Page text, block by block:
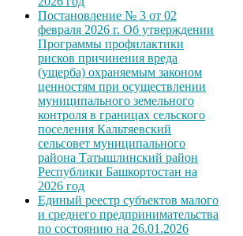
Постановление № 3 от 02
февраля 2026 г. Об утверждении
Программы профилактики
рисков причинения вреда
(ущерба) охраняемым законом
ценностям при осуществлении
муниципального земельного
контроля в границах сельского
поселения Кальтяевский
сельсовет муниципального
района Татышлинский район
Республики Башкортостан на
2026 год
Единый реестр субъектов малого
и среднего предпринимательства
по состоянию на 26.01.2026